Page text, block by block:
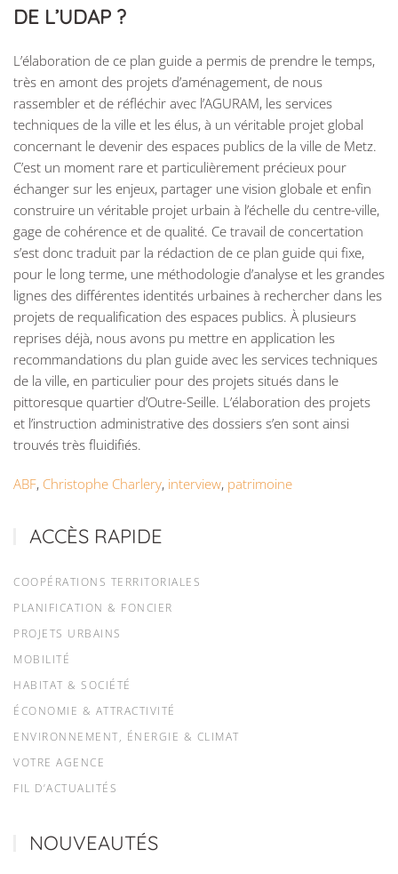
DE L’UDAP ?
L’élaboration de ce plan guide a permis de prendre le temps,
très en amont des projets d’aménagement, de nous
rassembler et de réfléchir avec l’AGURAM, les services
techniques de la ville et les élus, à un véritable projet global
concernant le devenir des espaces publics de la ville de Metz.
C’est un moment rare et particulièrement précieux pour
échanger sur les enjeux, partager une vision globale et enfin
construire un véritable projet urbain à l’échelle du centre-ville,
gage de cohérence et de qualité. Ce travail de concertation
s’est donc traduit par la rédaction de ce plan guide qui fixe,
pour le long terme, une méthodologie d’analyse et les grandes
lignes des différentes identités urbaines à rechercher dans les
projets de requalification des espaces publics. À plusieurs
reprises déjà, nous avons pu mettre en application les
recommandations du plan guide avec les services techniques
de la ville, en particulier pour des projets situés dans le
pittoresque quartier d’Outre-Seille. L’élaboration des projets
et l’instruction administrative des dossiers s’en sont ainsi
trouvés très fluidifiés.
ABF, Christophe Charlery, interview, patrimoine
ACCÈS RAPIDE
COOPÉRATIONS TERRITORIALES
PLANIFICATION & FONCIER
PROJETS URBAINS
MOBILITÉ
HABITAT & SOCIÉTÉ
ÉCONOMIE & ATTRACTIVITÉ
ENVIRONNEMENT, ÉNERGIE & CLIMAT
VOTRE AGENCE
FIL D’ACTUALITÉS
NOUVEAUTÉS